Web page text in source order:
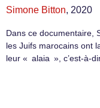
Simone Bitton, 2020
Dans ce documentaire,
les Juifs marocains ont
leur « alaia », c’est-à-